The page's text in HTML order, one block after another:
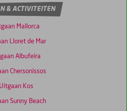
& ACTIVITEITEN
Mallorca
Lloret de Mar
Albufeira
Chersonissos
Uitgaan Kos
Sunny Beach